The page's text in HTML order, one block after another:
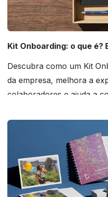
Kit Onboarding: o que é?
Descubra como um Kit
da empresa, melhora a
colaboradores e ajuda a